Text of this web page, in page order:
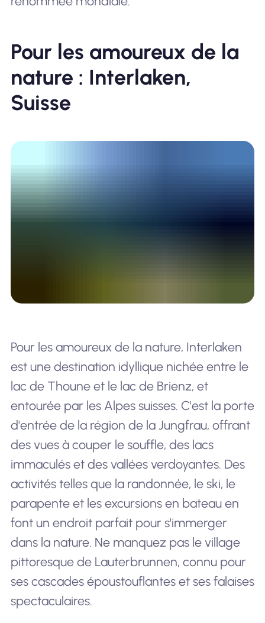
Pour les amoureux de la
nature : Interlaken,
Suisse
Pour les amoureux de la nature, Interlaken
est une destination idyllique nichée entre le
lac de Thoune et le lac de Brienz, et
entourée par les Alpes suisses. C'est la porte
d'entrée de la région de la Jungfrau, offrant
des vues à couper le souffle, des lacs
immaculés et des vallées verdoyantes. Des
activités telles que la randonnée, le ski, le
parapente et les excursions en bateau en
font un endroit parfait pour s'immerger
dans la nature. Ne manquez pas le village
pittoresque de Lauterbrunnen, connu pour
ses cascades époustouflantes et ses falaises
spectaculaires.